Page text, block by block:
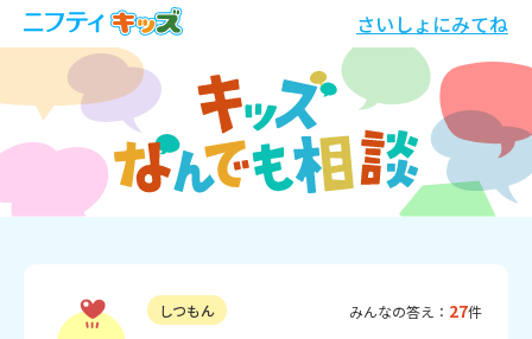
さいしょにみてね
しつもん みんなの答え： 27件